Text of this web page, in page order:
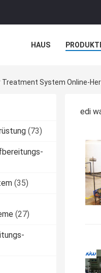
HAUS
Treatment System Online-
(73)
(35)
(27)
edi